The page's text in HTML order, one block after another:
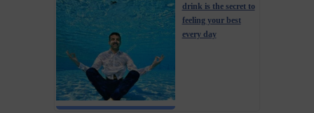
drink is the secret to
feeling your best
every day